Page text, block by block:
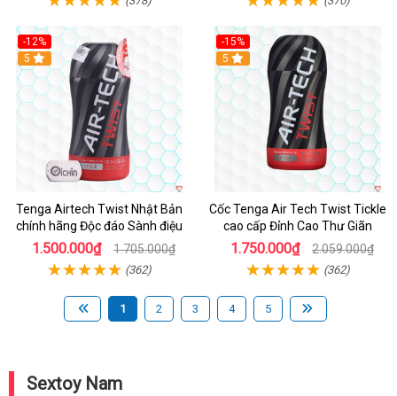
-12%
Hot
5
Tenga Airtech Twist Nhật Bản
chính hãng Độc đáo Sành điệu
1.500.000₫ 1.705.000₫
(362)
-15%
Hot
5
Cốc Tenga Air Tech Twist Tickle
cao cấp Đỉnh Cao Thư Giãn
1.750.000₫ 2.059.000₫
(362)
1 2 3 4 5
Sextoy Nam